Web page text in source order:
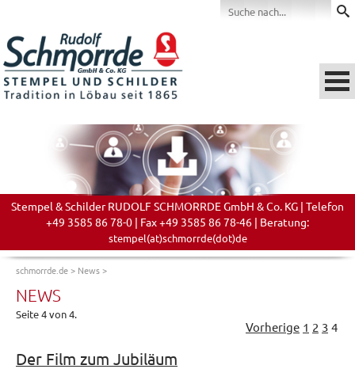
Stempel & Schilder RUDOLF SCHMORRDE GmbH & Co. KG | Telefon
+49 3585 86 78-0 | Fax +49 3585 86 78-46 | Beratung:
stempel(at)schmorrde(dot)de
schmorrde.de> News>
NEWS
Seite 4 von 4.
Vorherige 1 2 3 4
Der Film zum Jubiläum